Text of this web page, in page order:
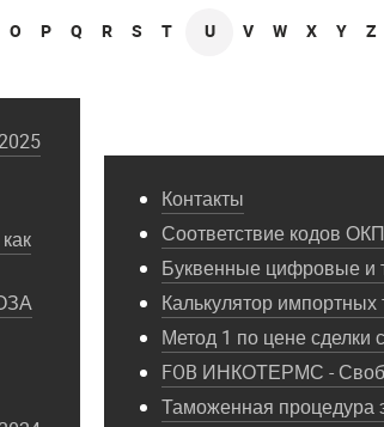
O P Q R S T U V W X Y Z
Контакты
Соответствие кодов
Буквенные цифровые и
Калькулятор
Метод 1 по цене
FOB ИНКОТЕРМС -
Таможенная процедура